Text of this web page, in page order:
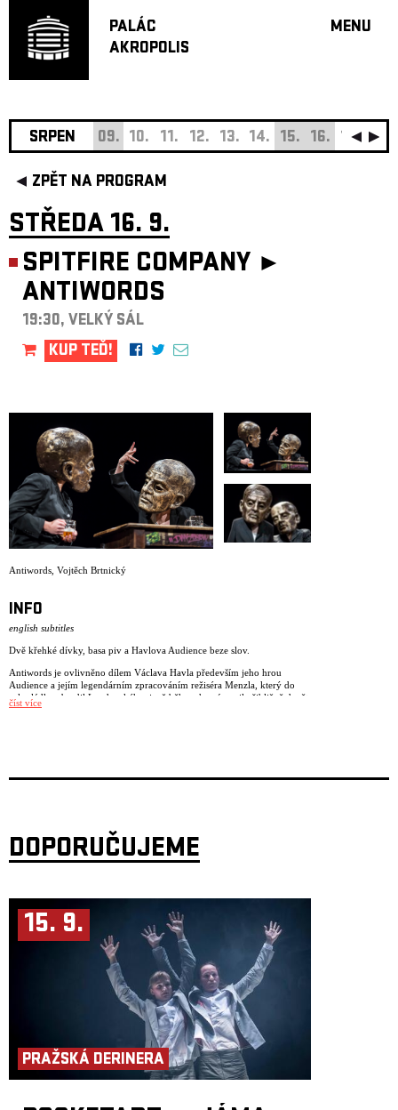
PALÁC
AKROPOLIS
MENU
JAZZ
SRPEN 09. 10. 11. 12. 13. 14. 15. 16. 17. 18.
ZPĚT NA PROGRAM
STŘEDA 16. 9.
SPITFIRE COMPANY ►
ANTIWORDS
19:30, VELKÝ SÁL
KUP TEĎ!
Antiwords Vojtěch Brtnický
INFO
english subtitles
Dvě křehké dívky, basa piv a Havlova Audience beze slov.
Antiwords je ovlivněno dílem Václava Havla především jeho hrou
Audience a jejím legendárním zpracováním režiséra Menzla, který do
role sládka obsadil Landovského, jenž během hraní vypil přibližně devět
osmistupňových piv.
V hlavní roli spolu s aktérkami inscenace i velké hlavy od sochařky
Představení Antiwords obdrželo sukces léta Divadelních novin, cenu
Projekt roku vyhlašovanou Festivalem Příští vlna/Next Wave a cenu za
režie: Petr Boháč
fotografie: Vojtěch Brtnický
číst více
DOPORUČUJEME
15. 9.
PRAŽSKÁ DERINERA